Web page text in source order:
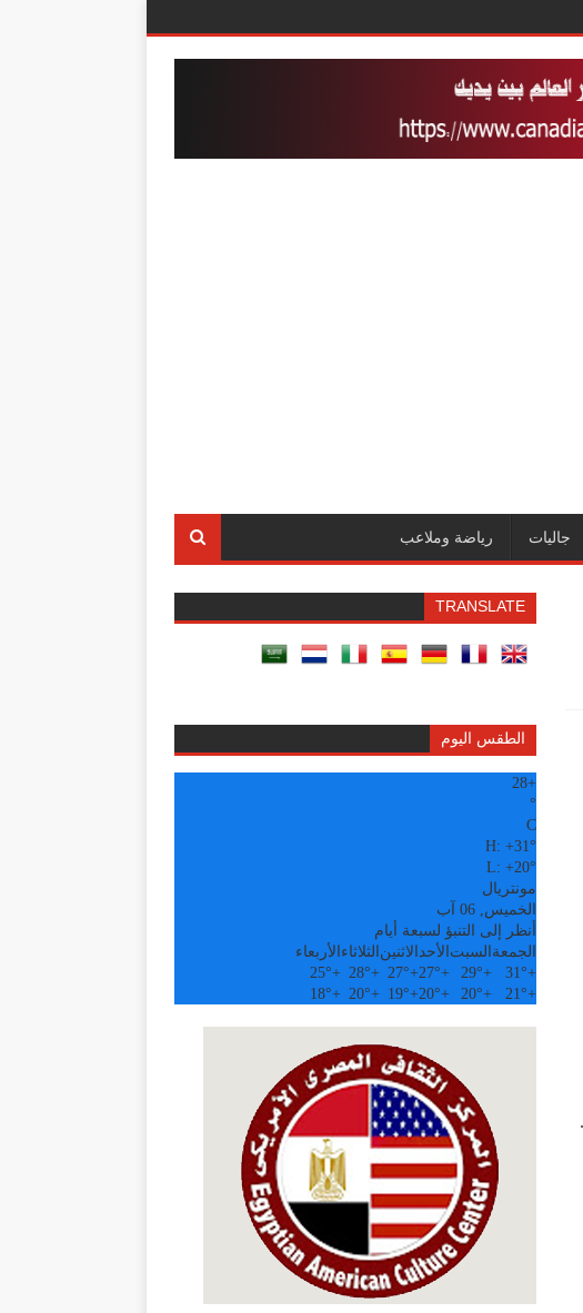
جاليات رياضة وملاعب
TRANSLATE
الطقس اليوم
+
28
°
C
H: +31°
L: +20°
مونتريال
الخميس, 06 آب
أنظر إلى التنبؤ لسبعة أيام
الجمعة السبت الأحد الاثنين الثلاثاء الأربعاء
+
31°
+
29°
+
27°
+
27°
+
28°
+
25°
+
21°
+
20°
+
20°
+
19°
+
20°
+
18°